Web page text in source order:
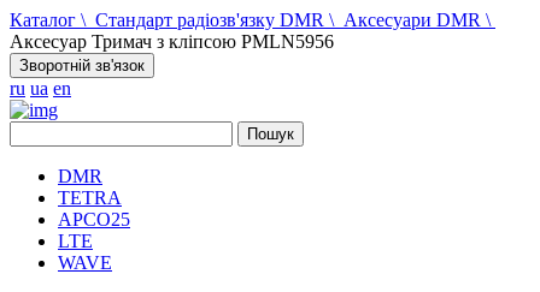
Каталог \ Стандарт радіозв'язку DMR \ Аксесуари DMR \
Аксесуар Тримач з кліпсою PMLN5956
Зворотній зв'язок
ru ua en
DMR
TETRA
APCO25
LTE
WAVE